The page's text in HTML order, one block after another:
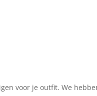
voor je outfit. We